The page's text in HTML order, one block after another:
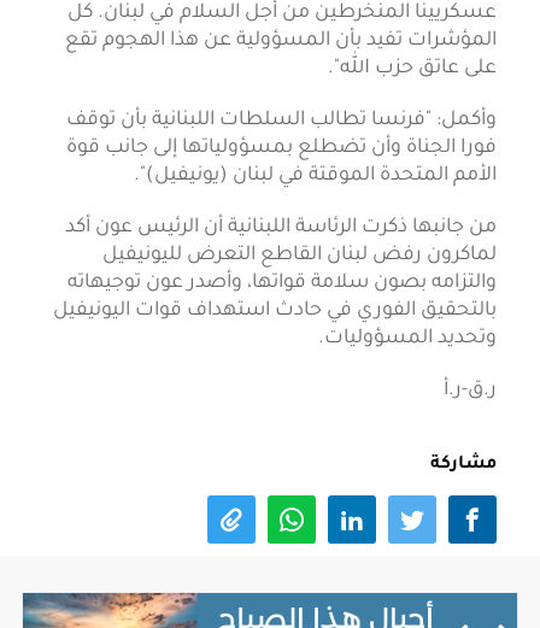
عسكريينا المنخرطين من أجل السلام في لبنان. كل
المؤشرات تفيد بأن المسؤولية عن هذا الهجوم تقع
على عاتق حزب الله".
وأكمل: "فرنسا تطالب السلطات اللبنانية بأن توقف
فورا الجناة وأن تضطلع بمسؤولياتها إلى جانب قوة
الأمم المتحدة الموقتة في لبنان (يونيفيل)".
من جانبها ذكرت الرئاسة اللبنانية أن الرئيس عون أكد
لماكرون رفض لبنان القاطع التعرض لليونيفيل
والتزامه بصون سلامة قواتها، وأصدر عون توجيهاته
بالتحقيق الفوري في حادث استهداف قوات اليونيفيل
وتحديد المسؤوليات.
ر.ق-ر.أ
مشاركة